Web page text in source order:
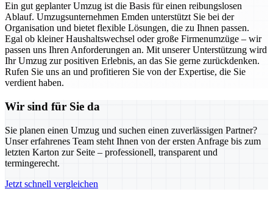
Ein gut geplanter Umzug ist die Basis für einen reibungslosen
Ablauf. Umzugsunternehmen Emden unterstützt Sie bei der
Organisation und bietet flexible Lösungen, die zu Ihnen passen.
Egal ob kleiner Haushaltswechsel oder große Firmenumzüge – wir
passen uns Ihren Anforderungen an. Mit unserer Unterstützung wird
Ihr Umzug zur positiven Erlebnis, an das Sie gerne zurückdenken.
Rufen Sie uns an und profitieren Sie von der Expertise, die Sie
verdient haben.
Wir sind für Sie da
Sie planen einen Umzug und suchen einen zuverlässigen Partner?
Unser erfahrenes Team steht Ihnen von der ersten Anfrage bis zum
letzten Karton zur Seite – professionell, transparent und
termingerecht.
Jetzt schnell vergleichen